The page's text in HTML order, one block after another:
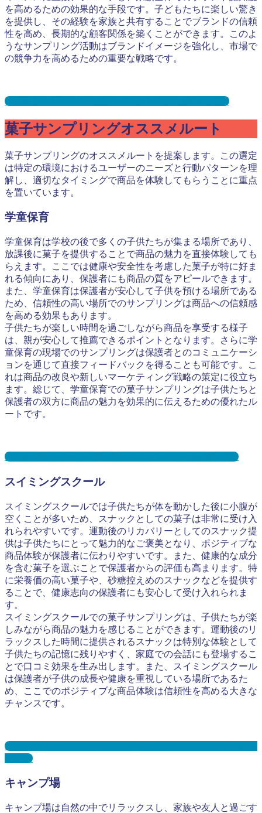
を高めるための効果的な手段です。子どもたちに楽しい驚き
を提供し、その経験を家族と共有することでブランドの信頼
性を高め、長期的な顧客関係を築くことができます。このよ
うなサンプリング活動はブランドイメージを強化し、市場で
の競争力を高めるための重要な戦略です。
保育園サンプリングとは？メリット３選と事例を紹介
菓子サンプリングオススメルート
菓子サンプリングのオススメルートを提案します。この選定
は特定の環境におけるユーザーのニーズと行動パターンを理
解し、適切なタイミングで商品を体験してもらうことに重点
を置いています。
学童保育
学童保育は学校の後で多くの子供たちが集まる場所であり、
放課後に菓子を提供することで商品の魅力を直接体験しても
らえます。ここでは健康や安全性を考慮した菓子が特に好ま
れる傾向にあり、保護者にも商品の質をアピールできます。
また、学童保育は保護者が安心して子供を預ける場所である
ため、信頼性の高い場所でのサンプリングは商品への信頼感
を高める効果もあります。
子供たちが楽しい時間を過ごしながら商品を享受する様子
は、親が安心して推薦できるポイントとなります。さらに学
童保育の現場でのサンプリングは保護者とのコミュニケーシ
ョンを通じて直接フィードバックを得ることも可能です。こ
れは商品の改良や新しいマーケティング戦略の策定に役立ち
ます。総じて、学童保育での菓子サンプリングは子供たちと
保護者の双方に商品の魅力を効果的に伝えるための優れたル
ートです。
学童保育サンプリングとは？メリット３選と事例を紹介
スイミングスクール
スイミングスクールでは子供たちが体を動かした後に小腹が
空くことが多いため、スナックとしての菓子は非常に受け入
れられやすいです。運動後のリカバリーとしてのスナック提
供は子供たちにとって魅力的なご褒美となり、ポジティブな
商品体験が保護者に伝わりやすいです。また、健康的な成分
を含む菓子を選ぶことで保護者からの評価も高まります。特
に栄養価の高い菓子や、砂糖控えめのスナックなどを提供す
ることで、健康志向の保護者にも安心して受け入れられま
す。
スイミングスクールでの菓子サンプリングは、子供たちが楽
しみながら商品の魅力を感じることができます。運動後のリ
ラックスした時間に提供されるスナックは特別な体験として
子供たちの記憶に残りやすく、家庭での会話にも登場するこ
とで口コミ効果を生み出します。また、スイミングスクール
は保護者が子供の成長や健康を重視している場所であるた
め、ここでのポジティブな商品体験は信頼性を高める大きな
チャンスです。
スイミングスクールサンプリングとは？メリット３選と事例
を紹介
キャンプ場
キャンプ場は自然の中でリラックスし、家族や友人と過ごす